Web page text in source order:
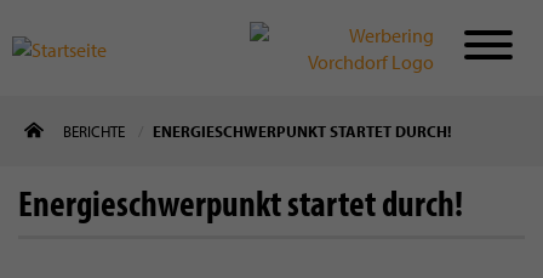
zum
BERICHTE ENERGIESCHWERPUNKT STARTET DURCH!
Energieschwerpunkt startet durch!